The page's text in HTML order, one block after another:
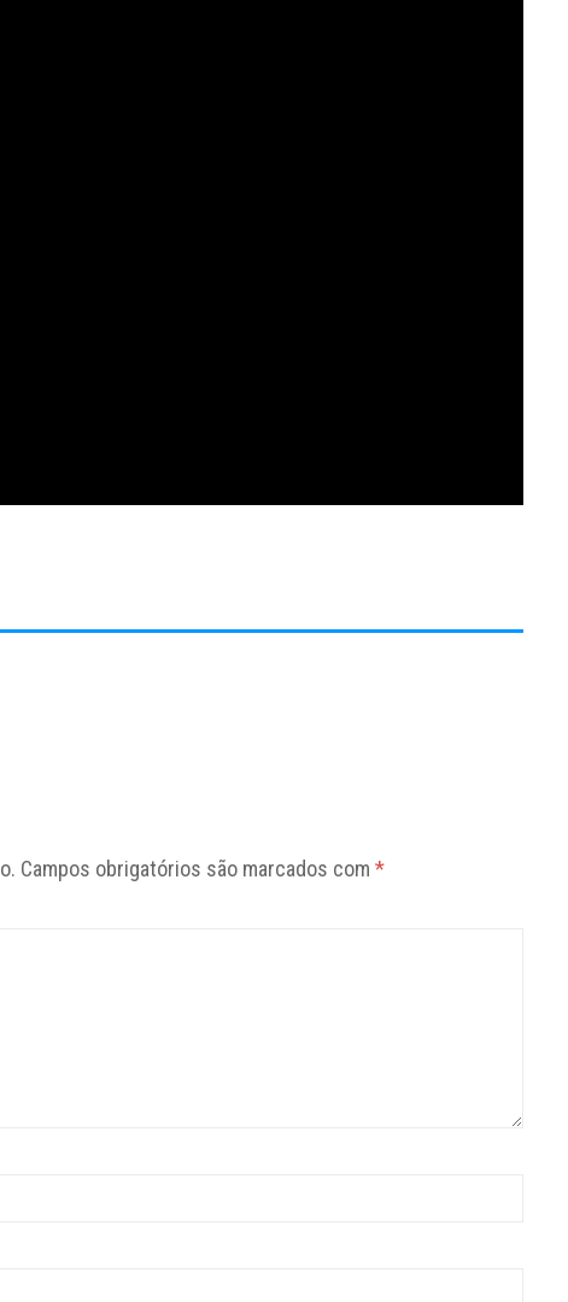
Campos obrigatórios são marcados com *